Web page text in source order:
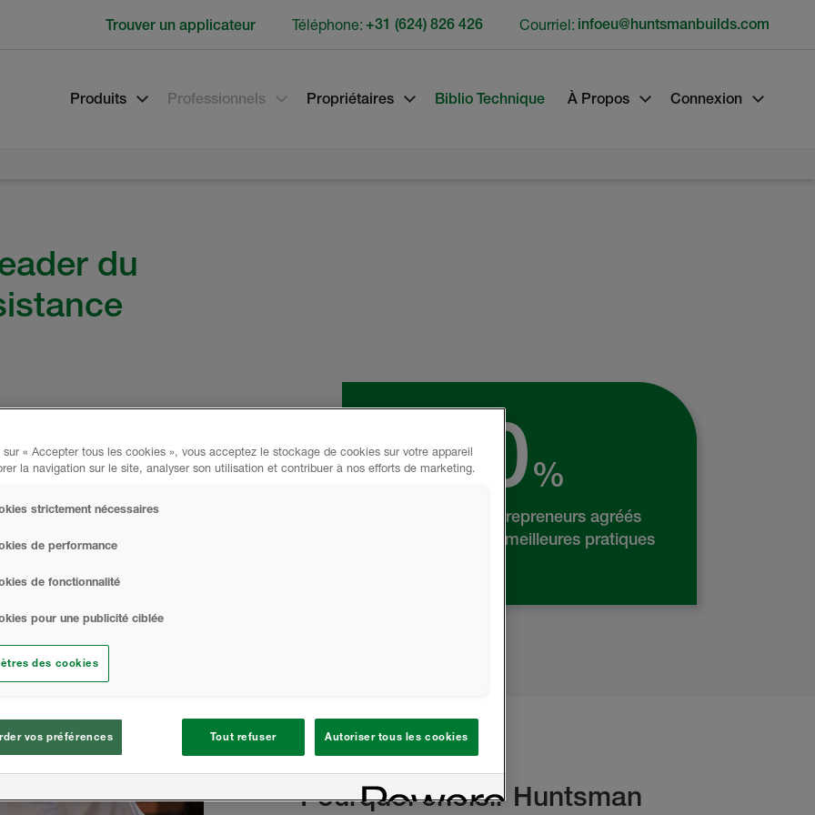
Produits Professionnels Propriétaires Biblio Technique À Propos Connexion
du
d'isolation thermique
plus court grâce à
efficacement que jamais
vos clients.
grâce aux produits
commerciale
et à améliorer
votre chiffre d'affaires.
100%
100% de nos entrepreneurs agréés
sont formés aux meilleures pratiques
Pourquoi choisir Huntsman
Trouver un applicateur Téléphone: +31 (624) 826 426 Courriel: infoeu@huntsmanbuilds.com
sur « Accepter tous les cookies », vous acceptez le stockage de cookies sur votre appareil
la navigation sur le site, analyser son utilisation et contribuer à nos efforts de marketing.
strictement nécessaires
de performance
de fonctionnalité
pour une publicité ciblée
des cookies
vos préférences Tout refuser Autoriser tous les cookies